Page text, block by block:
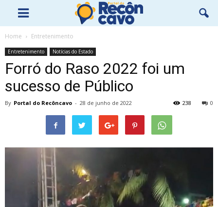
Home Entretenimento
Entretenimento Notícias do Estado
Forró do Raso 2022 foi um
sucesso de Público
By Portal do Recôncavo - 28 de junho de 2022 0
238